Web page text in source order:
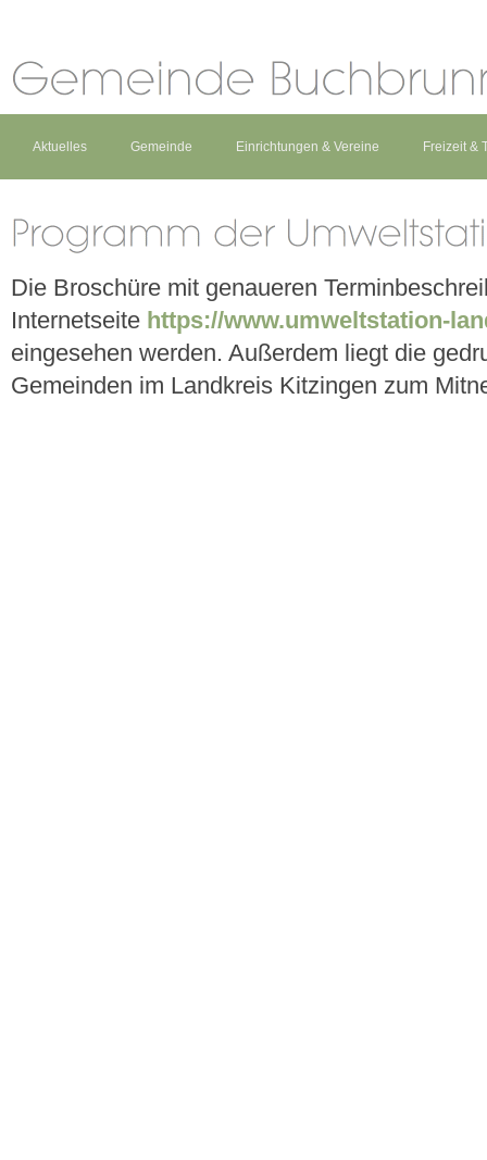
Aktuelles Gemeinde Einrichtungen & Vereine Freizeit &
Die Broschüre mit genaueren
Internetseite https://www.umweltstation-
eingesehen werden. Außerdem liegt die
Gemeinden im Landkreis Kitzingen zum